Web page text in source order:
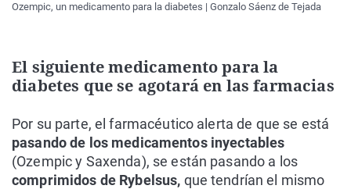
Ozempic, un medicamento para la diabetes | Gonzalo Sáenz de Tejada
El siguiente medicamento para la
diabetes que se agotará en las farmacias
Por su parte, el farmacéutico alerta de que se está
pasando de los medicamentos inyectables
(Ozempic y Saxenda), se están pasando a los
comprimidos de Rybelsus, que tendrían el mismo